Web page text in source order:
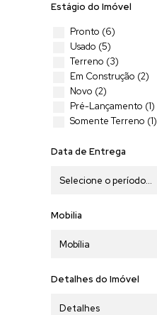
Estágio do Imóvel
Pronto (6)
Usado (5)
Terreno (3)
Em Construção (2)
Novo (2)
Pré-Lançamento (1)
Somente Terreno (1)
Data de Entrega
Mobilia
Mobília
Detalhes do Imóvel
Detalhes